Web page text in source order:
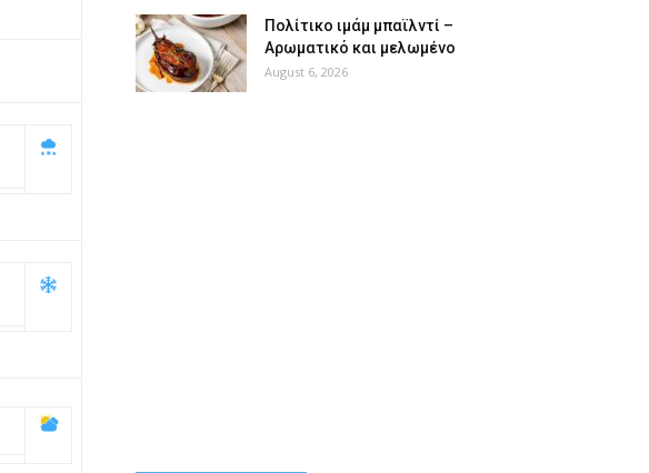
Πολίτικο ιμάμ μπαϊλντί –
Αρωματικό και μελωμένο
August 6, 2026